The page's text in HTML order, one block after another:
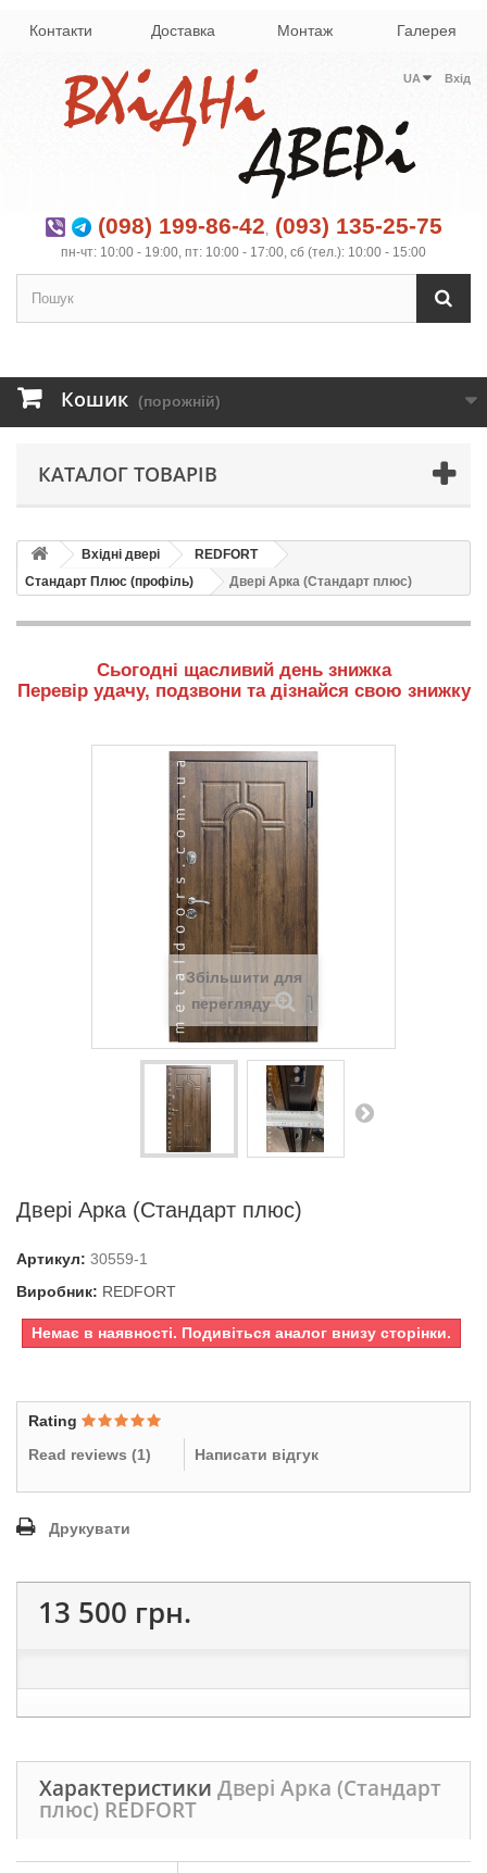
Контакти Доставка Монтаж Галерея
Вхід
UA
(098) 199-86-42, (093) 135-25-75
пн-чт: 10:00 - 19:00, пт: 10:00 - 17:00, сб (тел.): 10:00 - 15:00
Кошик (порожній)
КАТАЛОГ ТОВАРІВ
Вхідні двері
REDFORT
Стандарт Плюс (профіль)
Двері Арка (Стандарт плюс)
Сьогодні щасливий день знижка
Перевір удачу, подзвони та дізнайся свою знижку
Збільшити для
перегляду
Двері Арка (Стандарт плюс)
Артикул: 30559-1
Виробник: REDFORT
Немає в наявності. Подивіться аналог внизу сторінки.
Rating
Read reviews (1) Написати відгук
Друкувати
13 500 грн.
Характеристики Двері Арка (Стандарт
плюс) REDFORT